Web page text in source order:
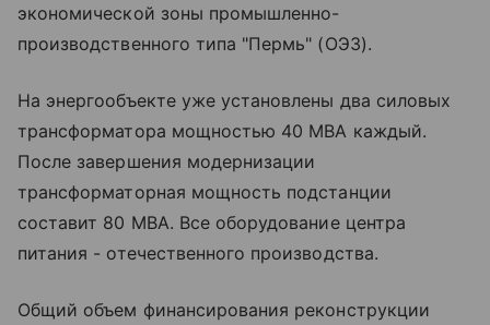
экономической зоны промышленно-
производственного типа "Пермь" (ОЭЗ).
На энергообъекте уже установлены два силовых
трансформатора мощностью 40 МВА каждый.
После завершения модернизации
трансформаторная мощность подстанции
составит 80 МВА. Все оборудование центра
питания - отечественного производства.
Общий объем финансирования реконструкции